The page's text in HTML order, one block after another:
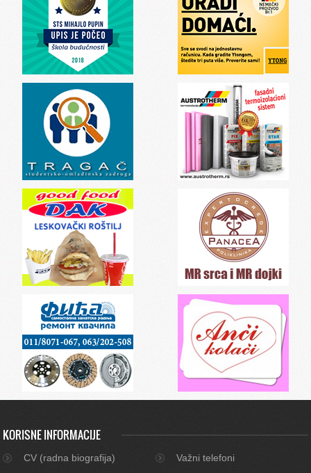
KORISNE INFORMACIJE
CV (radna biografija)
Važni telefoni